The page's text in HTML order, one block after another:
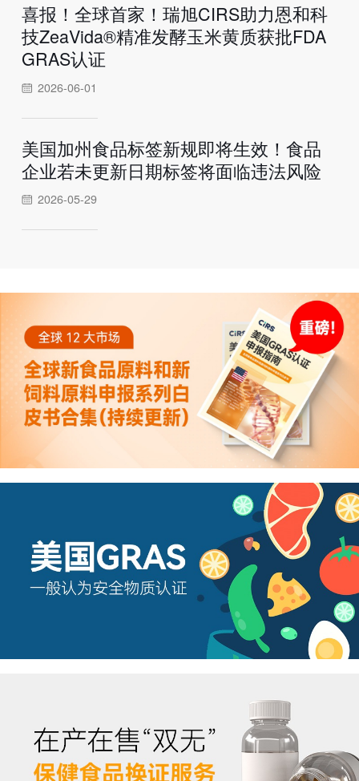
喜报！全球首家！瑞旭CIRS助力恩和科
技ZeaVida®精准发酵玉米黄质获批FDA
GRAS认证
2026-06-01
美国加州食品标签新规即将生效！食品
企业若未更新日期标签将面临违法风险
2026-05-29